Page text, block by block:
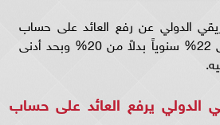
الدولي عن رفع العائد على حساب
التوفير جولدن بلس» إلى 22% سنوياً بدلاً من 20% وبحد أدنى
الدولي يرفع العائد على حساب